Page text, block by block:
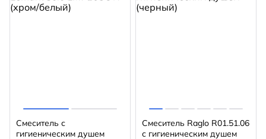
Cмеситель с
гигиеническим душем
Смеситель Raglo R01.51.06
с гигиеническим душем